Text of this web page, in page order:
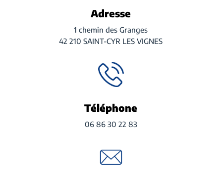
Adresse
1 chemin des Granges
42 210 SAINT-CYR LES VIGNES
Téléphone
06 86 30 22 83